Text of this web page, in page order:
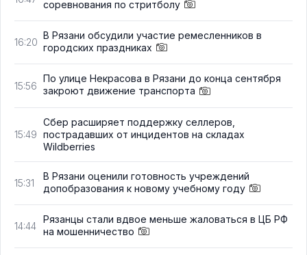
соревнования по стритболу
16:20
В Рязани обсудили участие ремесленников в
городских праздниках
15:56
По улице Некрасова в Рязани до конца сентября
закроют движение транспорта
15:49
Сбер расширяет поддержку селлеров,
пострадавших от инцидентов на складах
Wildberries
15:31
В Рязани оценили готовность учреждений
допобразования к новому учебному году
14:44
Рязанцы стали вдвое меньше жаловаться в ЦБ РФ
на мошенничество